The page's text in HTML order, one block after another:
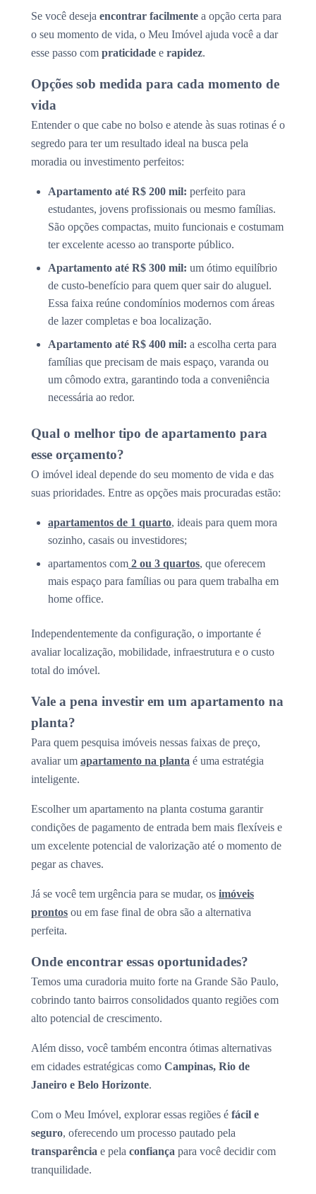
Se você deseja encontrar facilmente a opção certa para
o seu momento de vida, o Meu Imóvel ajuda você a dar
esse passo com praticidade e rapidez.
Opções sob medida para cada momento de
vida
Entender o que cabe no bolso e atende às suas rotinas é o
segredo para ter um resultado ideal na busca pela
moradia ou investimento perfeitos:
Apartamento até R$ 200 mil: perfeito para
estudantes, jovens profissionais ou mesmo famílias.
São opções compactas, muito funcionais e costumam
ter excelente acesso ao transporte público.
Apartamento até R$ 300 mil: um ótimo equilíbrio
de custo-benefício para quem quer sair do aluguel.
Essa faixa reúne condomínios modernos com áreas
de lazer completas e boa localização.
Apartamento até R$ 400 mil: a escolha certa para
famílias que precisam de mais espaço, varanda ou
um cômodo extra, garantindo toda a conveniência
necessária ao redor.
Qual o melhor tipo de apartamento para
esse orçamento?
O imóvel ideal depende do seu momento de vida e das
suas prioridades. Entre as opções mais procuradas estão:
apartamentos de 1 quarto, ideais para quem mora
sozinho, casais ou investidores;
apartamentos com 2 ou 3 quartos, que oferecem
mais espaço para famílias ou para quem trabalha em
home office.
Independentemente da configuração, o importante é
avaliar localização, mobilidade, infraestrutura e o custo
total do imóvel.
Vale a pena investir em um apartamento na
planta?
Para quem pesquisa imóveis nessas faixas de preço,
avaliar um apartamento na planta é uma estratégia
inteligente.
Escolher um apartamento na planta costuma garantir
condições de pagamento de entrada bem mais flexíveis e
um excelente potencial de valorização até o momento de
pegar as chaves.
Já se você tem urgência para se mudar, os imóveis
prontos ou em fase final de obra são a alternativa
perfeita.
Onde encontrar essas oportunidades?
Temos uma curadoria muito forte na Grande São Paulo,
cobrindo tanto bairros consolidados quanto regiões com
alto potencial de crescimento.
Além disso, você também encontra ótimas alternativas
em cidades estratégicas como Campinas, Rio de
Janeiro e Belo Horizonte.
Com o Meu Imóvel, explorar essas regiões é fácil e
seguro, oferecendo um processo pautado pela
transparência e pela confiança para você decidir com
tranquilidade.